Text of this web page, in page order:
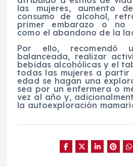
las mujeres, aumento
consumo de alcohol,
primer embarazo o no
como el abandono de la
Por ello, recomendó
balanceada, realizar
bebidas alcohólicas y el
todas las mujeres a partir
edad se hagan una
sea por un enfermera o
vez al año y,
la autoexploración